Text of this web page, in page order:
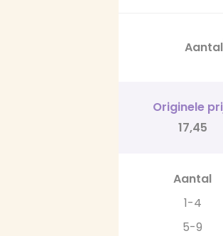
Aantal
Originele
17,45
Aantal
1-4
5-9